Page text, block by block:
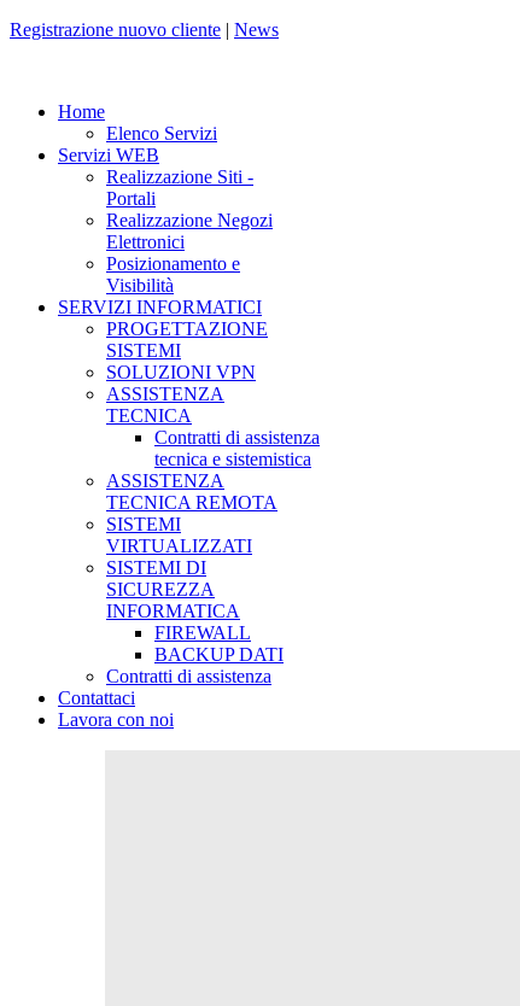
Registrazione nuovo cliente | News
Home
Elenco Servizi
Servizi WEB
Realizzazione Siti -
Portali
Realizzazione Negozi
Elettronici
Posizionamento e
Visibilità
SERVIZI INFORMATICI
PROGETTAZIONE
SISTEMI
SOLUZIONI VPN
ASSISTENZA
TECNICA
Contratti di assistenza
tecnica e sistemistica
ASSISTENZA
TECNICA REMOTA
SISTEMI
VIRTUALIZZATI
SISTEMI DI
SICUREZZA
INFORMATICA
FIREWALL
BACKUP DATI
Contratti di assistenza
Contattaci
Lavora con noi